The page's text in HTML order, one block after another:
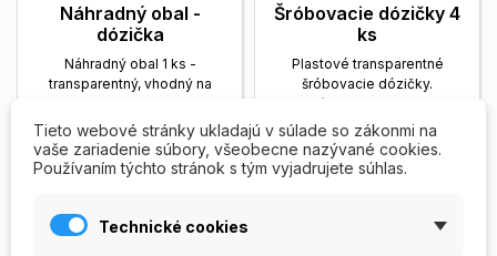
Náhradný obal -
dózička
Náhradný obal 1 ks -
transparentný, vhodný na
Zobrazit viac
9,00 Kč

PRIDAŤ DO
Šróbovacie dózičky 4
ks
Plastové transparentné
šróbovacie dózičky.
Komínok - celkom 4 ks.
Zobrazit viac
55,00 Kč

PRIDAŤ DO
Tieto webové stránky ukladajú v súlade so zákonmi na
vaše zariadenie súbory, všeobecne nazývané cookies.
Používaním týchto stránok s tým vyjadrujete súhlas.
Technické cookies